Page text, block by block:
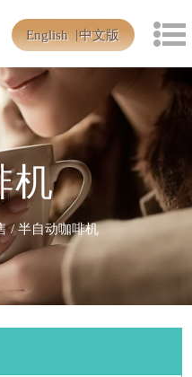
English 中文版
机
/半自动咖啡机